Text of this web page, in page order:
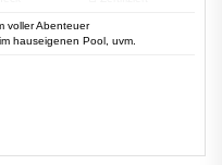
voller Abenteuer
hauseigenen Pool, uvm.